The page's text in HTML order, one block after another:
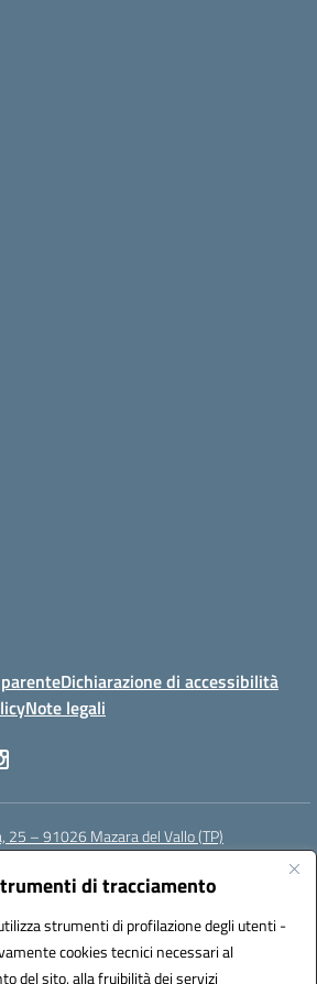
di tracciamento
strumenti di profilazione degli utenti -
cookies tecnici necessari al
del sito, alla fruibilità dei servizi
Dichiarazione di accessibilità
Note legali
25 – 91026 Mazara del Vallo (TP)
(PEC):tpic843007@pec.istruzione.it
Amministrazioni (IPA): icggp